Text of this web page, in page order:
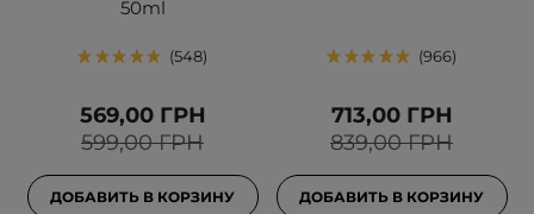
50ml
548
599,00 ГРН
569,00 ГРН
ДОБАВИТЬ В КОРЗИНУ
966
839,00 ГРН
713,00 ГРН
ДОБАВИТЬ В КОРЗИНУ